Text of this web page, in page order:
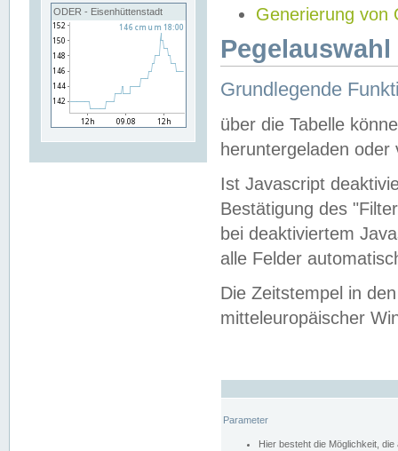
ODER - Eisenhüttenstadt
Generierung von
Grundlegende
über die Tabelle
heruntergeladen oder
Ist Javascript
Bestätigung des
bei deaktiviertem
alle Felder
Die Zeitstempel in
mitteleuropäischer
Parameter
Hier besteht die Möglichkeit,